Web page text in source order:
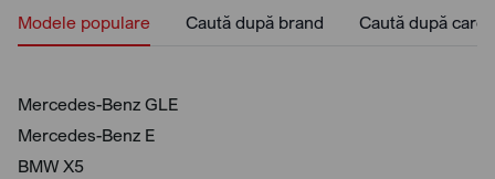
Modele populare Caută după brand Caută după
Mercedes-Benz GLE
Mercedes-Benz E
BMW X5